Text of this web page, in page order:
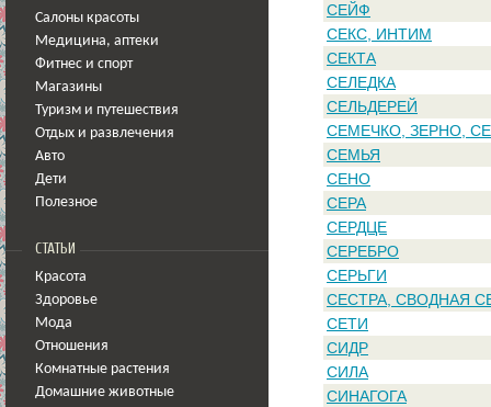
Салоны красоты
Медицина, аптеки
Фитнес и спорт
Магазины
Туризм и путешествия
Отдых и развлечения
Авто
Дети
Полезное
СТАТЬИ
Красота
Здоровье
Мода
Отношения
Комнатные растения
Домашние животные
СЕЙФ
СЕКС, ИНТИМ
СЕКТА
СЕЛЕДКА
СЕЛЬДЕРЕЙ
СЕМЕЧКО, ЗЕРНО,
СЕМЬЯ
СЕНО
СЕРА
СЕРДЦЕ
СЕРЕБРО
СЕРЬГИ
СЕСТРА, СВОДНАЯ
СЕТИ
СИДР
СИЛА
СИНАГОГА